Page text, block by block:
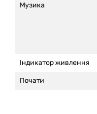
Музика
Індикатор живлення
Почати